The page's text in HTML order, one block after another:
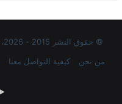
© حقوق النشر 2015 - 2026، جميع الحقوق محفوظة | الصفحة العربية
من نحن
كيفية التواصل معنا